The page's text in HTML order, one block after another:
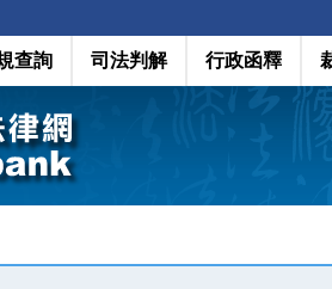
查詢 司法判解 行政函釋